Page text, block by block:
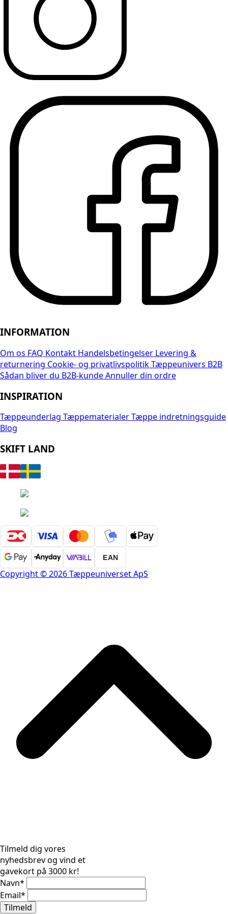
INFORMATION
Om os FAQ Kontakt Handelsbetingelser Levering &
returnering Cookie- og privatlivspolitikTæppeunivers B2B
Sådan bliver du B2B-kundeAnnuller din ordre
INSPIRATION
Tæppeunderlag TæppematerialerTæppe indretningsguide
Blog
SKIFT LAND
EAN
Copyright © 2026 Tæppeuniverset ApS
Tilmeld dig vores
nyhedsbrev og vind et
gavekort på 3000 kr!
Navn*
Email*
Tilmeld